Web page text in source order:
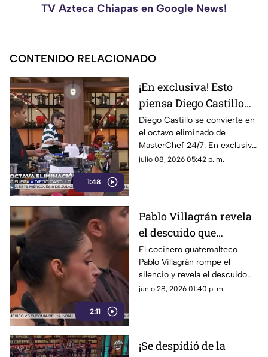
TV Azteca Chiapas en Google News!
CONTENIDO RELACIONADO
1:48
¡En exclusiva! Esto
piensa Diego Castillo
tras ser el octavo
eliminado de
MasterChef 24/7
Diego Castillo se convierte en
el octavo eliminado de
MasterChef 24/7. En exclusiva,
el cocinero nos revela su
julio 08, 2026 05:42 p. m.
2:11
Pablo Villagrán revela
el descuido que
provocó su salida de
MasterChef 24/7
El cocinero guatemalteco
Pablo Villagrán rompe el
silencio y revela el descuido
técnico en su platillo que
junio 28, 2026 01:40 p. m.
¡Se despidió de la